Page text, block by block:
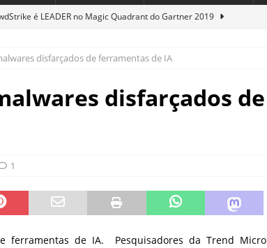
é LEADER no Magic Quadrant do Gartner 2019
Latina é a segunda região mais exposta a ciberameaças
desafio de segurança e governança nas redes corporativas
guardrails, a autonomia da IA se torna um risco
NOTÍCIAS
disfarçados de ferramentas de IA
disfarçados de
1
ferramentas de IA. Pesquisadores da Trend Micro